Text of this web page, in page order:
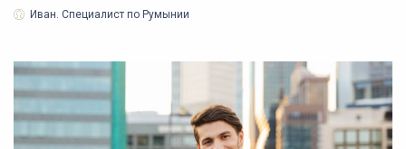
Иван. Специалист по Румынии